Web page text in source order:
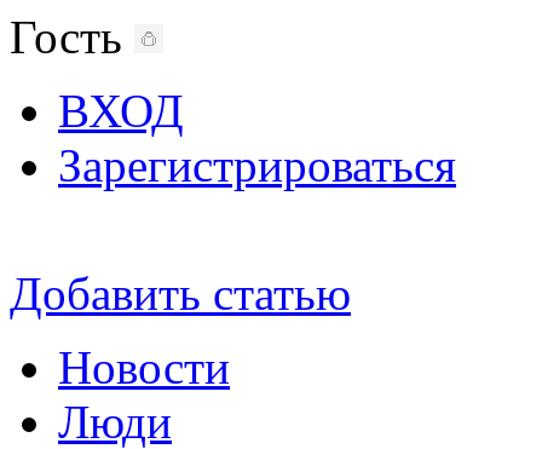
Гость
ВХОД
Зарегистрироваться
Добавить статью
Новости
Люди